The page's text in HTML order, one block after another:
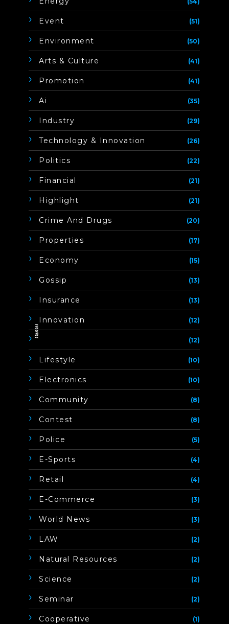
Event (51)
Environment (50)
Arts & Culture (41)
Promotion (41)
Ai (35)
Industry (29)
Technology & Innovation (26)
Politics (22)
Financial (21)
Highlight (21)
Crime And Drugs (20)
Properties (17)
Economy (15)
Gossip (13)
Insurance (13)
Innovation (12)
(12)
Lifestyle (10)
Electronics (10)
Community (8)
Contest (8)
Police (5)
E-Sports (4)
Retail (4)
E-Commerce (3)
World News (3)
LAW (2)
Natural Resources (2)
Science (2)
Seminar (2)
Cooperative (1)